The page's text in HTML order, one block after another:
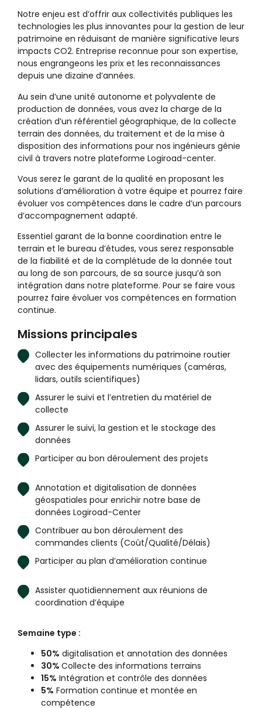
Notre enjeu est d’offrir aux collectivités publiques les
technologies les plus innovantes pour la gestion de leur
patrimoine en réduisant de manière significative leurs
impacts CO2. Entreprise reconnue pour son expertise,
nous engrangeons les prix et les reconnaissances
depuis une dizaine d’années.
Au sein d’une unité autonome et polyvalente de
production de données, vous avez la charge de la
création d’un référentiel géographique, de la collecte
terrain des données, du traitement et de la mise à
disposition des informations pour nos ingénieurs génie
civil à travers notre plateforme Logiroad-center.
Vous serez le garant de la qualité en proposant les
solutions d’amélioration à votre équipe et pourrez faire
évoluer vos compétences dans le cadre d’un parcours
d’accompagnement adapté.
Essentiel garant de la bonne coordination entre le
terrain et le bureau d’études, vous serez responsable
de la fiabilité et de la complétude de la donnée tout
au long de son parcours, de sa source jusqu’à son
intégration dans notre plateforme. Pour se faire vous
pourrez faire évoluer vos compétences en formation
continue.
Missions principales
Collecter les informations du patrimoine routier
avec des équipements numériques (caméras,
lidars, outils scientifiques)
Assurer le suivi et l’entretien du matériel de
collecte
Assurer le suivi, la gestion et le stockage des
données
Participer au bon déroulement des projets
Annotation et digitalisation de données
géospatiales pour enrichir notre base de
données Logiroad-Center
Contribuer au bon déroulement des
commandes clients (Coût/Qualité/Délais)
Participer au plan d’amélioration continue
Assister quotidiennement aux réunions de
coordination d’équipe
Semaine type :
50% digitalisation et annotation des données
30% Collecte des informations terrains
15% Intégration et contrôle des données
5% Formation continue et montée en
compétence